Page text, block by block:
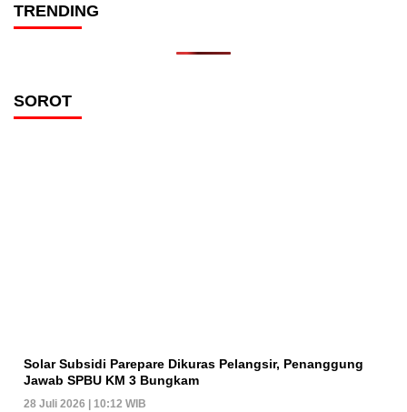
TRENDING
SOROT
Solar Subsidi Parepare Dikuras Pelangsir, Penanggung
Jawab SPBU KM 3 Bungkam
28 Juli 2026 | 10:12 WIB